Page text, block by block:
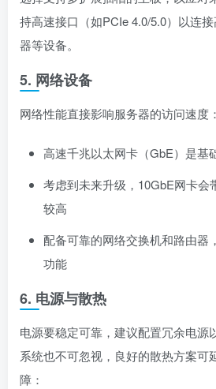
持高速接口（如PCIe 4.0/5.0）以连
器等设备。
5. 网络设备
网络性能直接影响服务器的访问速度：
高速千兆以太网卡（GbE）是基
考虑到未来升级，10GbE网卡会
较高
配备可靠的网络交换机和路由器
功能
6. 电源与散热
电源要稳定可靠，建议配置冗余电源
系统也不可忽视，良好的散热方案可
障：